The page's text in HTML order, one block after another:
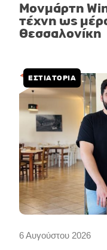
Μονμάρτη
τέχνη ως
Θεσσαλονίκη
6 Αυγούστου 2026
ΕΣΤΙΑΤΟΡΙΑ